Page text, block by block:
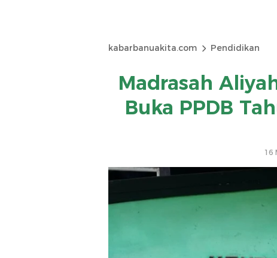
kabarbanuakita.com Pendidikan
Madrasah
Buka PPDB
16